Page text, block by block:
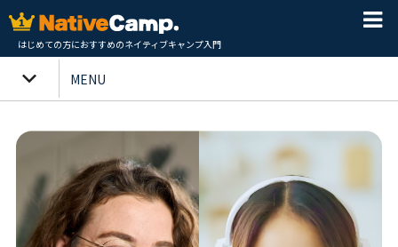
はじめての方におすすめのネイティブキャンプ入門
MENU